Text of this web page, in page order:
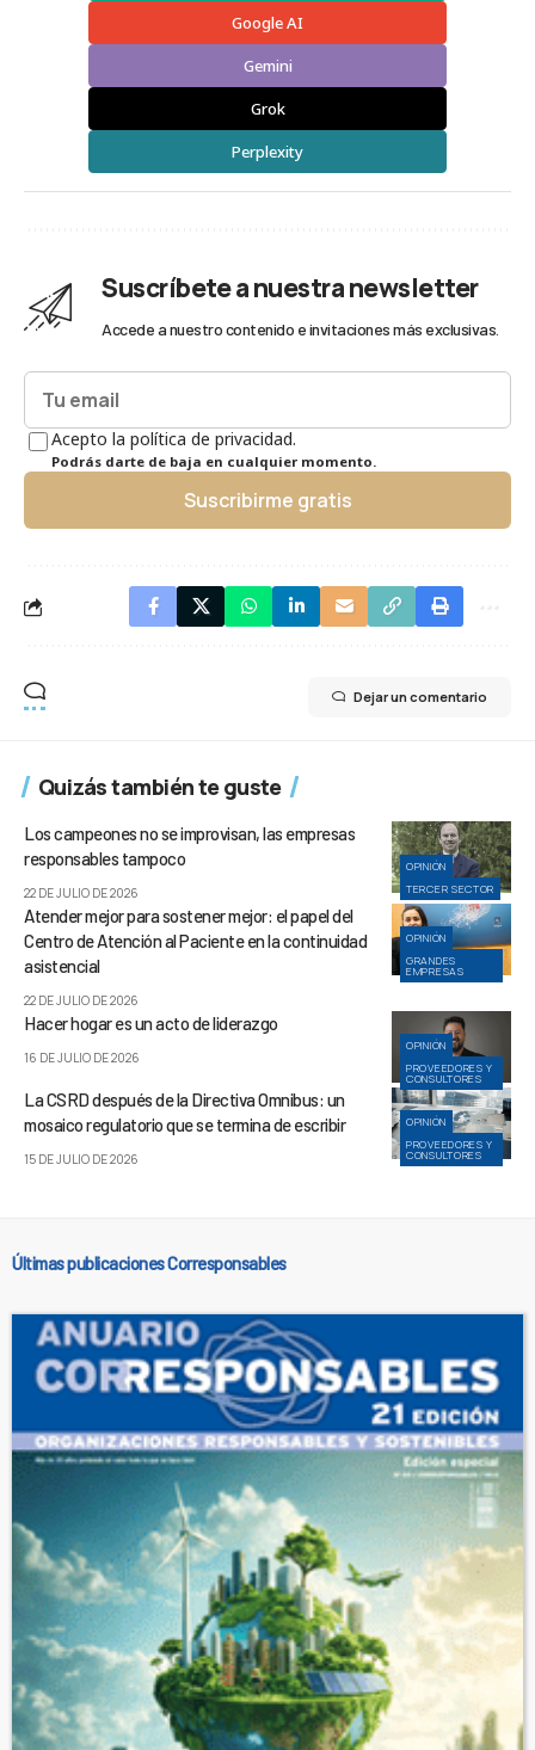
Google AI
Gemini
Grok
Perplexity
Suscríbete a nuestra newsletter
Accede a nuestro contenido e invitaciones más exclusivas.
Acepto la política de privacidad.
Podrás darte de baja en cualquier momento.
Suscribirme gratis
Dejar un comentario
Quizás también te guste
OPINIÓN
TERCER SECTOR
Los campeones no se improvisan, las empresas
responsables tampoco
22 DE JULIO DE 2026
OPINIÓN
GRANDES
EMPRESAS
Atender mejor para sostener mejor: el papel del
Centro de Atención al Paciente en la continuidad
asistencial
22 DE JULIO DE 2026
OPINIÓN
PROVEEDORES Y
CONSULTORES
Hacer hogar es un acto de liderazgo
16 DE JULIO DE 2026
OPINIÓN
PROVEEDORES Y
CONSULTORES
La CSRD después de la Directiva Omnibus: un
mosaico regulatorio que se termina de escribir
15 DE JULIO DE 2026
Últimas publicaciones Corresponsables